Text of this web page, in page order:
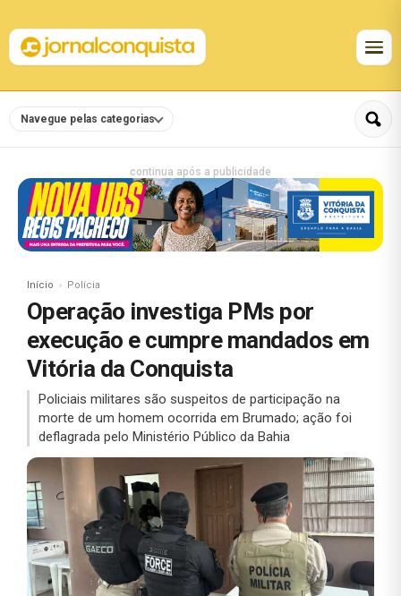
Navegue pelas categorias
continua após a publicidade
Início Polícia
Operação investiga PMs por
execução e cumpre mandados em
Vitória da Conquista
Policiais militares são suspeitos de participação na
morte de um homem ocorrida em Brumado; ação foi
deflagrada pelo Ministério Público da Bahia